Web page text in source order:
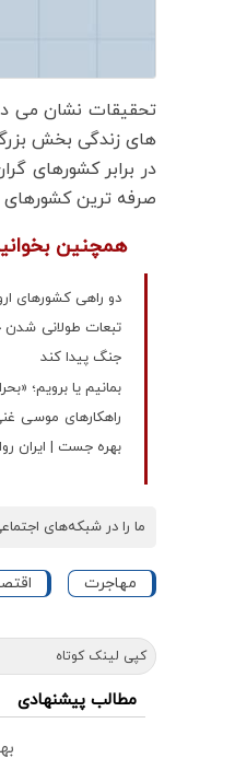
های زندگی بخش
صرفه ترین کشورهای
همچنین
دو راهی کشورهای
تبعات طولانی شدن
جنگ پیدا کند
بمانیم یا برویم؛
راهکارهای موسی
بهره جست | ایران
ما را در شبکه‌های
مهاجرت
کپی لینک کوتاه
مطالب پیشنهادی